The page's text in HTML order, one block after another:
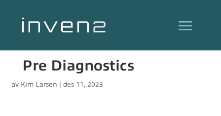
Pre Diagnostics
av Kim Larsen des 11, 2023